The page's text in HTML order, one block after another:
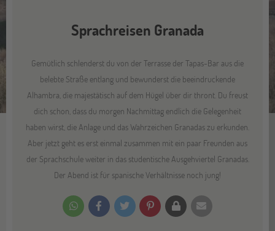
Sprachreisen Granada
Gemütlich schlenderst du von der Terrasse der Tapas-Bar aus die
belebte Straße entlang und bewunderst die beeindruckende
Alhambra, die majestätisch auf dem Hügel über dir thront. Du freust
dich schon, dass du morgen Nachmittag endlich die Gelegenheit
haben wirst, die Anlage und das Wahrzeichen Granadas zu erkunden.
Aber jetzt geht es erst einmal zusammen mit ein paar Freunden aus
der Sprachschule weiter in das studentische Ausgehviertel Granadas.
Der Abend ist für spanische Verhältnisse noch jung!